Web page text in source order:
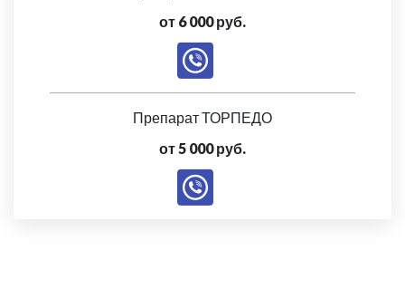
от 6 000 руб.
Препарат ТОРПЕДО
от 5 000 руб.